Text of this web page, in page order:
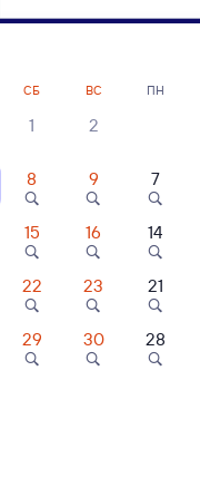
—
Нет рейсов по
СБ ВС
1 2
8 9
15 16
22 23
29 30
ПН
7
14
21
28